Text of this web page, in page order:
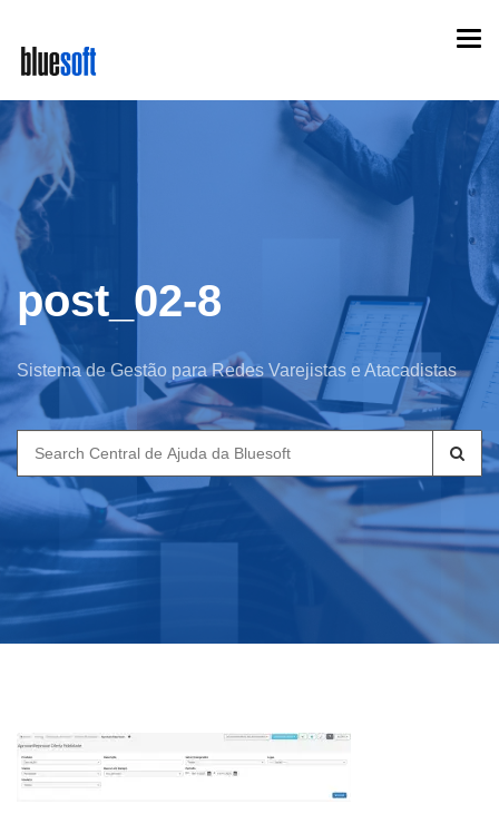
main
content
post_02-8
Sistema de Gestão para Redes Varejistas e Atacadistas
Search
for: